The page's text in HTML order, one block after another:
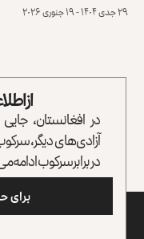
۲۹ جدی ۱۴۰۴ - ۱۹ جنوری ۲۰۲۶
از
در افغانستان،
آزادی‌های دیگر،
در برابر سرکوب
برای